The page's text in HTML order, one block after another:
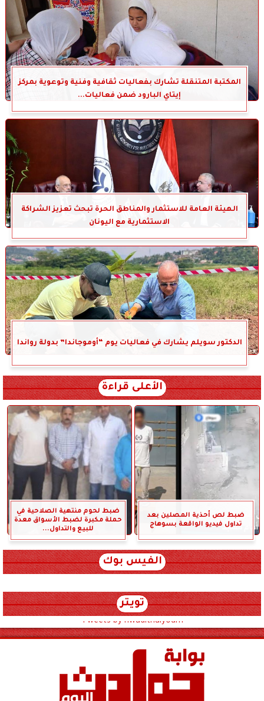
المكتبة المتنقلة تشارك بفعاليات ثقافية وفنية وتوعوية بمركز
إيتاي البارود ضمن فعاليات...
الهيئة العامة للاستثمار والمناطق الحرة تبحث تعزيز الشراكة
الاستثمارية مع اليونان
الدكتور سويلم يشارك في فعاليات يوم “أوموجاندا” بدولة رواندا
الأعلى قراءة
ضبط لص أحذية المصلين بعد
تداول فيديو الواقعة بسوهاج
ضبط لحوم منتهية الصلاحية في
حملة مكبرة لضبط الأسواق معدة
للبيع والتداول...
الفيس بوك
تويتر
Tweets by hwadithalyoum